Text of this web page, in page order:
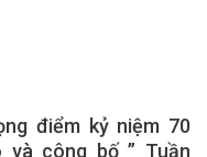
điểm kỷ niệm 70
và công bố ” Tuần